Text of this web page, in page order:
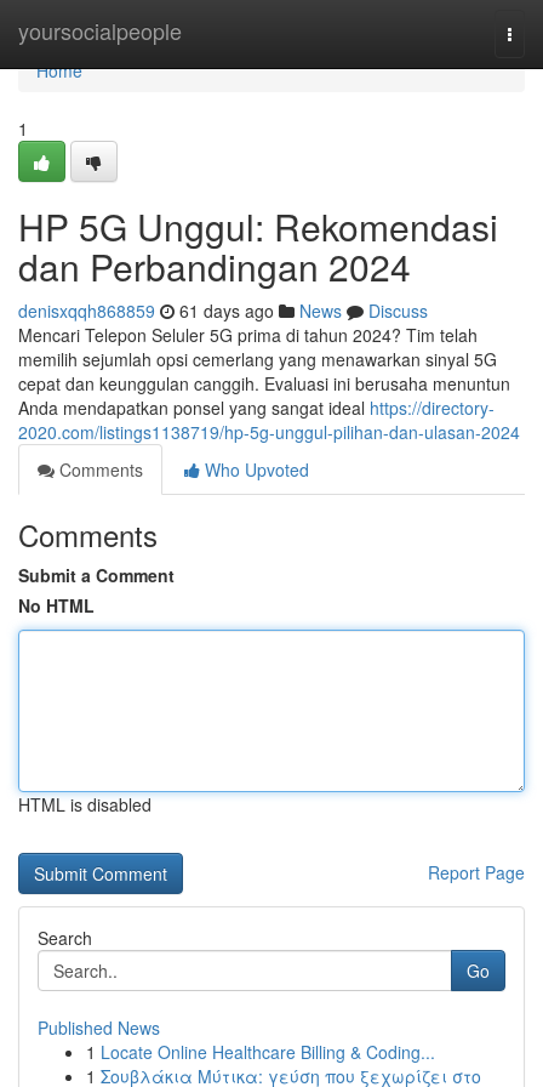
yoursocialpeople
Home
Home
1
HP 5G Unggul: Rekomendasi
dan Perbandingan 2024
denisxqqh868859 61 days ago News
Discuss
Mencari Telepon Seluler 5G prima di tahun 2024? Tim telah
memilih sejumlah opsi cemerlang yang menawarkan sinyal 5G
cepat dan keunggulan canggih. Evaluasi ini berusaha menuntun
Anda mendapatkan ponsel yang sangat ideal https://directory-
2020.com/listings1138719/hp-5g-unggul-pilihan-dan-ulasan-2024
Comments
Who Upvoted
Comments
Submit a Comment
No HTML
HTML is disabled
Report Page
Search
Go
Published News
1 Locate Online Healthcare Billing & Coding...
1 Σουβλάκια Μύτικα: γεύση που ξεχωρίζει στο